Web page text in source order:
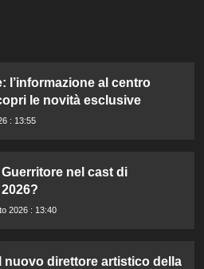
l’informazione al centro
le novità esclusive
: 13:55
nel cast di
2026 : 13:40
nuovo direttore artistico della